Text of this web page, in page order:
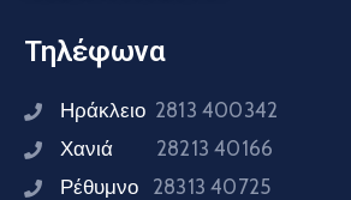
Τηλέφωνα
Ηράκλειο 2813 400342
Χανιά 28213 40166
Ρέθυμνο 28313 40725